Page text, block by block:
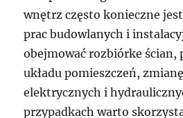
wnętrz często konieczne
prac budowlanych i
obejmować rozbiórke ścian,
układu pomieszczeń,
elektrycznych i
przypadkach warto